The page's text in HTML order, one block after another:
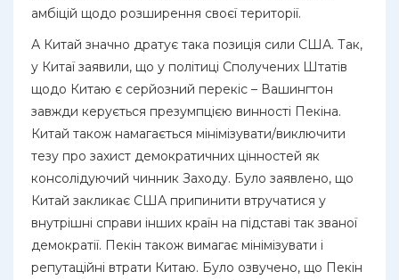
амбіцій щодо розширення своєї території.
А Китай значно дратує така позиція сили США. Так,
у Китаї заявили, що у політиці Сполучених Штатів
щодо Китаю є серйозний перекіс – Вашингтон
завжди керується презумпцією винності Пекіна.
Китай також намагається мінімізувати/виключити
тезу про захист демократичних цінностей як
консолідуючий чинник Заходу. Було заявлено, що
Китай закликає США припинити втручатися у
внутрішні справи інших країн на підставі так званої
демократії. Пекін також вимагає мінімізувати і
репутаційні втрати Китаю. Було озвучено, що Пекін